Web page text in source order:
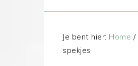
Je bent hier: Home /
spekjes